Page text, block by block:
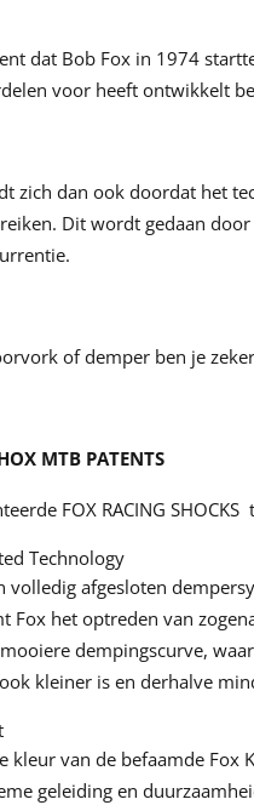
dat Bob Fox in 1974
voor heeft ontwikkelt
zich dan ook doordat het
Dit wordt gedaan
of demper ben je
MTB PATENTS
FOX RACING
Technology
volledig afgesloten
Fox het optreden van
dempingscurve,
kleiner is en derhalve
kleur van de befaamde Fox
geleiding en